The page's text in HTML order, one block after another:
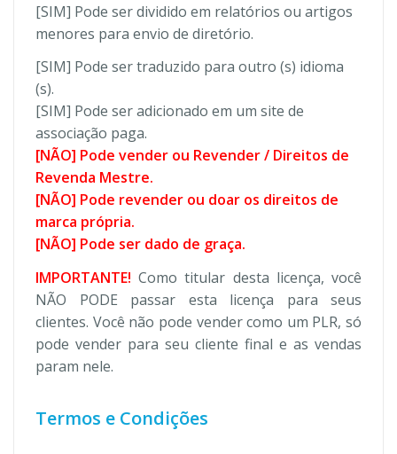
[SIM] Pode ser dividido em relatórios ou artigos
menores para envio de diretório.
[SIM] Pode ser traduzido para outro (s) idioma
(s).
[SIM] Pode ser adicionado em um site de
associação paga.
[NÃO] Pode vender ou Revender / Direitos de
Revenda Mestre.
[NÃO] Pode revender ou doar os direitos de
marca própria.
[NÃO] Pode ser dado de graça.
IMPORTANTE! Como titular desta licença, você
NÃO PODE passar esta licença para seus
clientes. Você não pode vender como um PLR, só
pode vender para seu cliente final e as vendas
param nele.
Termos e Condições